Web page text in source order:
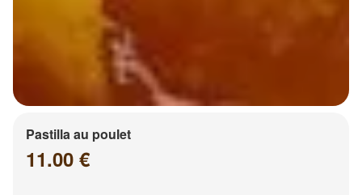
Pastilla au poulet
11.00 €